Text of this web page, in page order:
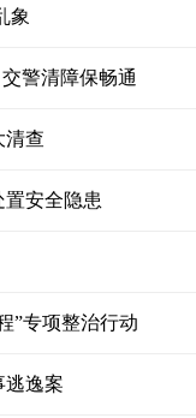
象
警清障保畅通
清查
置安全隐患
”专项整治行动
逃逸案